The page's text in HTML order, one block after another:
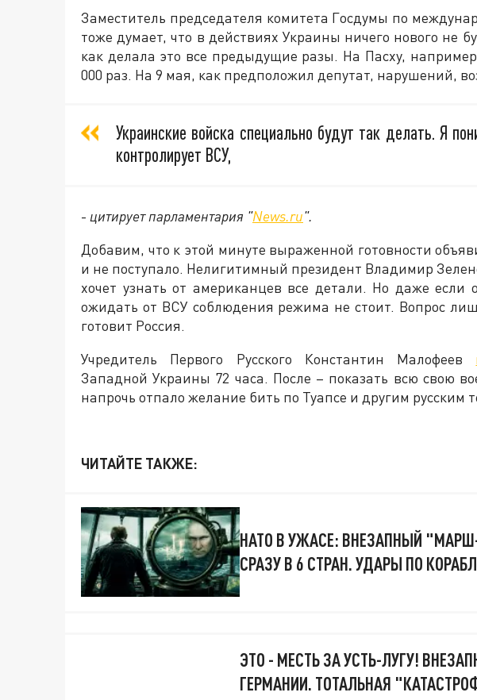
Заместитель председателя комитета Госдумы по
тоже думает, что в действиях Украины ничего нового не
как делала это все предыдущие разы. На Пасху,
000 раз. На 9 мая, как предположил депутат, нарушений,
Украинские войска специально будут так делать. Я
контролирует ВСУ,
- цитирует парламентария "News.ru".
Добавим, что к этой минуте выраженной готовности
и не поступало. Нелигитимный президент Владимир
хочет узнать от американцев все детали. Но даже если
ожидать от ВСУ соблюдения режима не стоит. Вопрос
готовит Россия.
Учредитель Первого Русского Константин Малофеев
Западной Украины 72 часа. После – показать всю свою
напрочь отпало желание бить по Туапсе и другим русским
ЧИТАЙТЕ ТАКЖЕ:
НАТО В УЖАСЕ: ВНЕЗАПНЫЙ
СРАЗУ В 6 СТРАН. УДАРЫ ПО
ЭТО - МЕСТЬ ЗА УСТЬ-ЛУГУ!
ГЕРМАНИИ. ТОТАЛЬНАЯ